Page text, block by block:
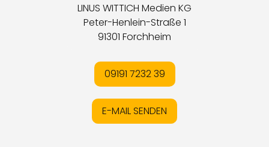
LINUS WITTICH Medien KG
Peter-Henlein-Straße 1
91301 Forchheim
09191 7232 39
E-MAIL SENDEN